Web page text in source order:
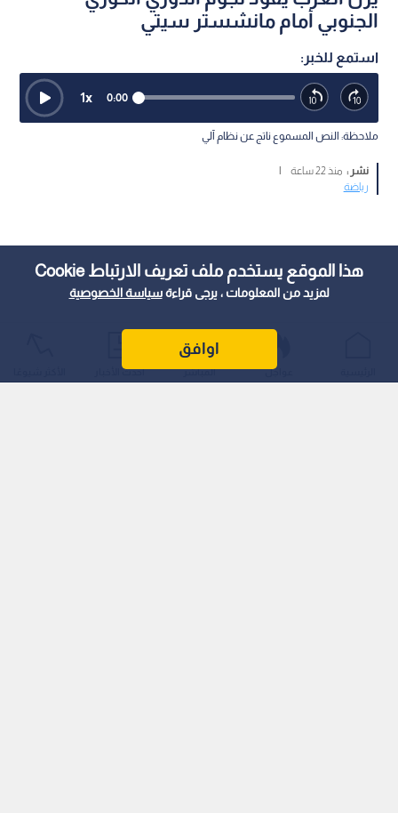
هذا الموقع يستخدم ملف تعريف الارتباط Cookie
لمزيد من المعلومات ، يرجى قراءةسياسة الخصوصية
اوافق
الجنوبي أمام مانشستر سيتي
استمع للخبر:
0:00
1x
ملاحظة: النص المسموع ناتج عن نظام آلي
نشر : منذ 22 ساعة
|
رياضة
عواجل المباشر أحدث الأخبار